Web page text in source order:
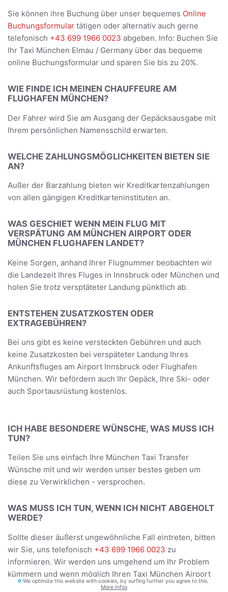
Sie können ihre Buchung über unser bequemes Online
Buchungsformular tätigen oder alternativ auch gerne
telefonisch +43 699 1966 0023 abgeben. Info: Buchen Sie
Ihr Taxi München Elmau / Germany über das bequeme
online Buchungsformular und sparen Sie bis zu 20%.
WIE FINDE ICH MEINEN CHAUFFEURE AM
FLUGHAFEN MÜNCHEN?
Der Fahrer wird Sie am Ausgang der Gepäcksausgabe mit
Ihrem persönlichen Namensschild erwarten.
WELCHE ZAHLUNGSMÖGLICHKEITEN BIETEN SIE
AN?
Außer der Barzahlung bieten wir Kreditkartenzahlungen
von allen gängigen Kreditkarteninstituten an.
WAS GESCHIET WENN MEIN FLUG MIT
VERSPÄTUNG AM MÜNCHEN AIRPORT ODER
MÜNCHEN FLUGHAFEN LANDET?
Keine Sorgen, anhand Ihrer Flugnummer beobachten wir
die Landezeit Ihres Fluges in Innsbruck oder München und
holen Sie trotz versptäteter Landung pünktlich ab.
ENTSTEHEN ZUSATZKOSTEN ODER
EXTRAGEBÜHREN?
Bei uns gibt es keine versteckten Gebühren und auch
keine Zusatzkosten bei verspäteter Landung Ihres
Ankunftsfluges am Airport Innsbruck oder Flughafen
München. Wir befördern auch Ihr Gepäck, Ihre Ski- oder
auch Sportausrüstung kostenlos.
ICH HABE BESONDERE WÜNSCHE, WAS MUSS ICH
TUN?
Teilen Sie uns einfach Ihre München Taxi Transfer
Wünsche mit und wir werden unser bestes geben um
diese zu Verwirklichen - versprochen.
WAS MUSS ICH TUN, WENN ICH NICHT ABGEHOLT
WERDE?
Sollte dieser äußerst ungewöhnliche Fall eintreten, bitten
wir Sie, uns telefonisch +43 699 1966 0023 zu
informieren. Wir werden uns umgehend um Ihr Problem
kümmern und wenn möglich Ihren Taxi München Airport
Elmau / Germany Transfer unverzüglich neu organisieren.
We optimize this website with cookies, by surfing further you agree to this.
More Infos